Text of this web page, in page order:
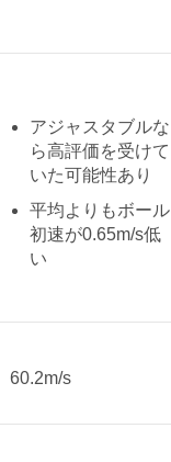
アジャスタブルな
ら高評価を受けて
いた可能性あり
平均よりもボール
初速が0.65m/s低
い
60.2m/s